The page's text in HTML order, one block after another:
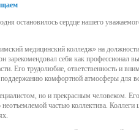
остановилось сердце нашего
медицинский колледж» на должности
зарекомендовал себя как профессионал
Его трудолюбие, ответственность и
комфортной атмосферы для
но и прекрасным человеком.
частью коллектива. Коллеги